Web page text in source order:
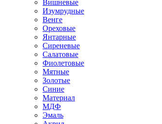
Вишневые
Изумрудные
Венге
Ореховые
Янтарные
Сиреневые
Салатовые
Фиолетовые
Мятные
Золотые
Синие
Материал
МДФ
Эмаль